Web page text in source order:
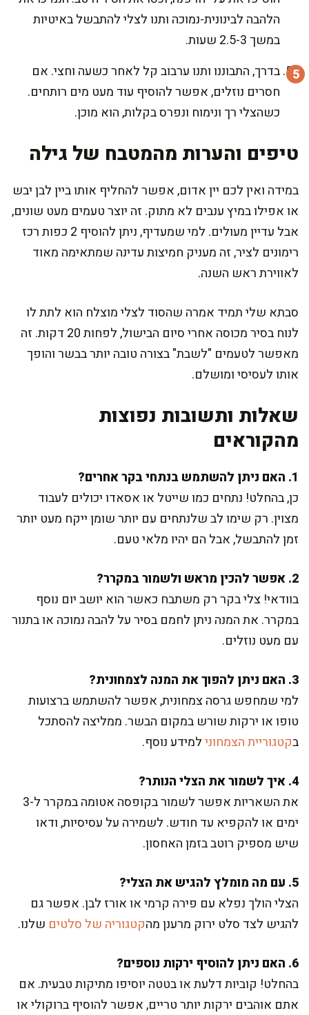
הלהבה לבינונית-נמוכה ותנו לצלי להתבשל באיטיות
במשך 2.5-3 שעות.
בדרך, התבוננו ותנו ערבוב קל לאחר כשעה וחצי. אם
חסרים נוזלים, אפשר להוסיף עוד מעט מים רותחים.
כשהצלי רך ונימוח ונפרס בקלות, הוא מוכן.
טיפים והערות מהמטבח של גילה
במידה ואין לכם יין אדום, אפשר להחליף אותו ביין לבן יבש
או אפילו במיץ ענבים לא מתוק. זה יוצר טעמים מעט שונים,
אבל עדיין מעולים. למי שמעדיף, ניתן להוסיף 2 כפות רכז
רימונים לציר, זה מעניק חמיצות עדינה שמתאימה מאוד
לאווירת ראש השנה.
סבתא שלי תמיד אמרה שהסוד לצלי מוצלח הוא לתת לו
לנוח בסיר מכוסה אחרי סיום הבישול, לפחות 20 דקות. זה
מאפשר לטעמים "לשבת" בצורה טובה יותר בבשר והופך
אותו לעסיסי ומושלם.
שאלות ותשובות נפוצות
מהקוראים
1. האם ניתן להשתמש בנתחי בקר אחרים?
כן, בהחלט! נתחים כמו שייטל או אסאדו יכולים לעבוד
מצוין. רק שימו לב שלנתחים עם יותר שומן ייקח מעט יותר
זמן להתבשל, אבל הם יהיו מלאי טעם.
2. אפשר להכין מראש ולשמור במקרר?
בוודאי! צלי בקר רק משתבח כאשר הוא יושב יום נוסף
במקרר. את המנה ניתן לחמם בסיר על להבה נמוכה או בתנור
עם מעט נוזלים.
3. האם ניתן להפוך את המנה לצמחונית?
למי שמחפש גרסה צמחונית, אפשר להשתמש ברצועות
טופו או ירקות שורש במקום הבשר. ממליצה להסתכל
בקטגוריית הצמחונילמידע נוסף.
4. איך לשמור את הצלי הנותר?
את השאריות אפשר לשמור בקופסה אטומה במקרר ל-3
ימים או להקפיא עד חודש. לשמירה על עסיסיות, ודאו
שיש מספיק רוטב בזמן האחסון.
5. עם מה מומלץ להגיש את הצלי?
הצלי הולך נפלא עם פירה קרמי או אורז לבן. אפשר גם
להגיש לצד סלט ירוק מרענן מהקטגוריה של סלטים שלנו.
6. האם ניתן להוסיף ירקות נוספים?
בהחלט! קוביות דלעת או בטטה יוסיפו מתיקות טבעית. אם
אתם אוהבים ירקות יותר טריים, אפשר להוסיף ברוקולי או